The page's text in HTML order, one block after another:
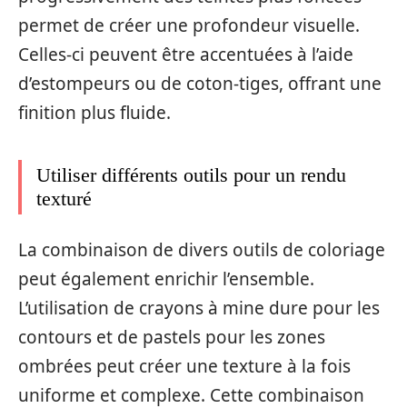
permet de créer une profondeur visuelle.
Celles-ci peuvent être accentuées à l’aide
d’estompeurs ou de coton-tiges, offrant une
finition plus fluide.
Utiliser différents outils pour un rendu
texturé
La combinaison de divers outils de coloriage
peut également enrichir l’ensemble.
L’utilisation de crayons à mine dure pour les
contours et de pastels pour les zones
ombrées peut créer une texture à la fois
uniforme et complexe. Cette combinaison